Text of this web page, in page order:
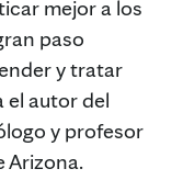
mejor a los
paso
y tratar
el autor del
y profesor
Arizona.